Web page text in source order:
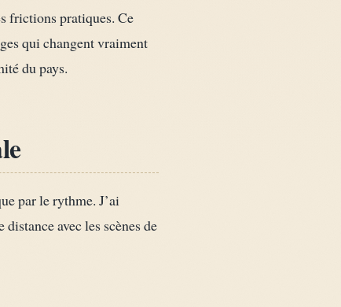
frictions pratiques. Ce
qui changent vraiment
du pays.
par le rythme. J’ai
avec les scènes de